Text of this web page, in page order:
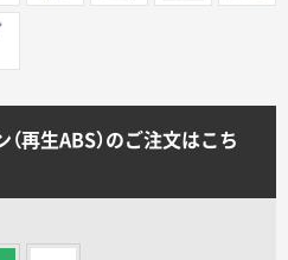
再生ABS）のご注文はこち